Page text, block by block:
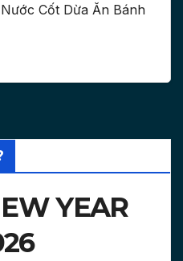
Cốt Dừa Ăn Bánh
YEAR